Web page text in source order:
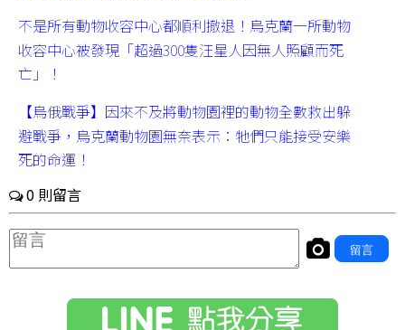
不是所有動物收容中心都順利撤退！烏克蘭一所動物
收容中心被發現「超過300隻汪星人因無人照顧而死
亡」！
【烏俄戰爭】因來不及將動物園裡的動物全數救出躲
避戰爭，烏克蘭動物園無奈表示：牠們只能接受安樂
死的命運！